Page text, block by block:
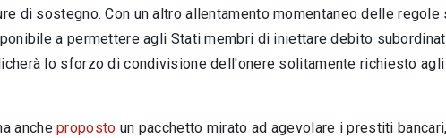
di sostegno. Con un altro allentamento momentaneo delle
a permettere agli Stati membri di iniettare debito
lo sforzo di condivisione dell'onere solitamente richiesto
ancheproposto un pacchetto mirato ad agevolare i prestiti